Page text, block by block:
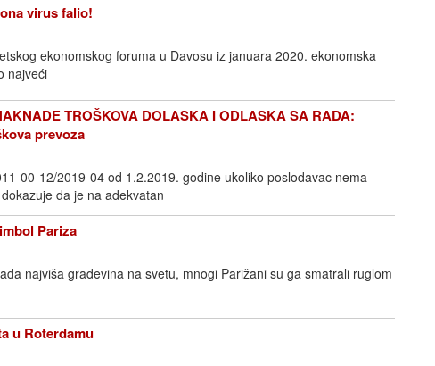
virus falio!
ekonomskog foruma u Davosu iz januara 2020. ekonomska
najveći
TROŠKOVA DOLASKA I ODLASKA SA RADA:
prevoza
00-12/2019-04 od 1.2.2019. godine ukoliko poslodavac nema
da je na adekvatan
Pariza
najviša građevina na svetu, mnogi Parižani su ga smatrali ruglom
u Roterdamu